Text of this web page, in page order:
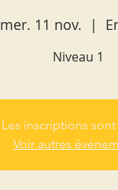
mer. 11 nov.
  |
Niveau 1
Les inscriptions sont
Voir autres